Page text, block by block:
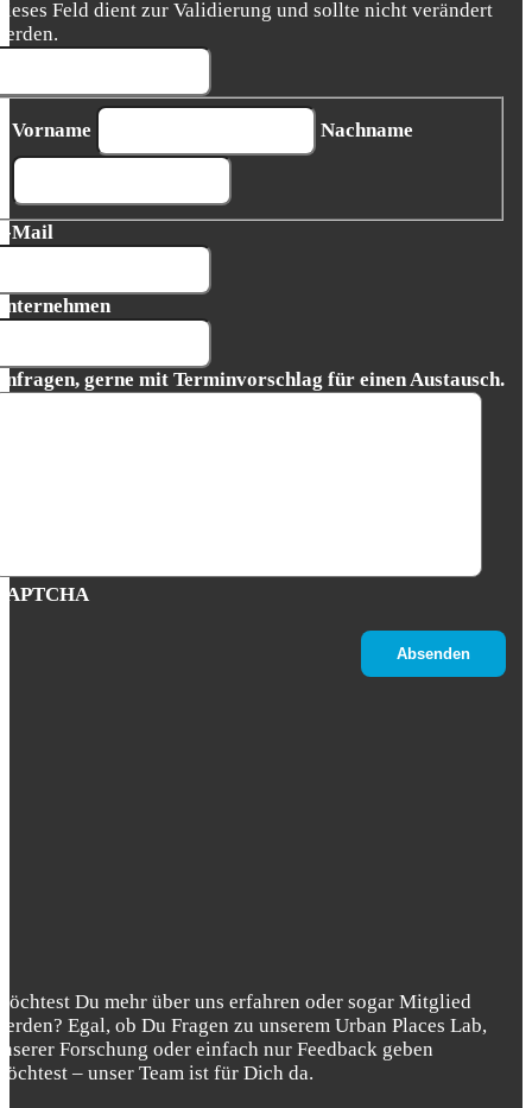
Feld dient zur Validierung und sollte nicht verändert
Vorname Nachname
Mail
gerne mit Terminvorschlag für einen Austausch.
Du mehr über uns erfahren oder sogar Mitglied
Egal, ob Du Fragen zu unserem Urban Places Lab,
Forschung oder einfach nur Feedback geben
– unser Team ist für Dich da.